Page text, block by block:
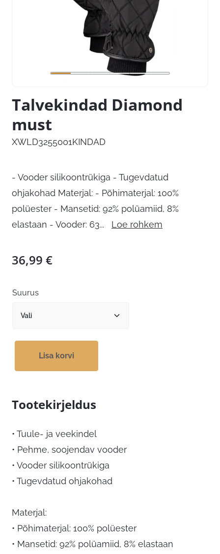
Talvekindad Diamond
must
XWLD3255001KINDAD
- Vooder silikoontrükiga - Tugevdatud
ohjakohad Materjal: - Põhimaterjal: 100%
polüester - Mansetid: 92% polüamiid, 8%
elastaan - Vooder: 63... Loe rohkem
36,99 €
Suurus
Lisa korvi
Tootekirjeldus
• Tuule- ja veekindel
• Pehme, soojendav vooder
• Vooder silikoontrükiga
• Tugevdatud ohjakohad
Materjal:
• Põhimaterjal: 100% polüester
• Mansetid: 92% polüamiid, 8% elastaan